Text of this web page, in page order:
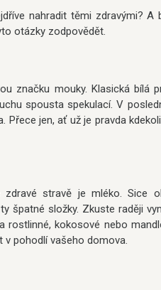
nahradit těmi zdravými?
otázky zodpovědět.
značku mouky. Klasická bílá
spousta spekulací. V
Přece jen, ať už je pravda
zdravé stravě je mléko. Sice
špatné složky. Zkuste raději
rostlinné, kokosové nebo
pohodlí vašeho domova.